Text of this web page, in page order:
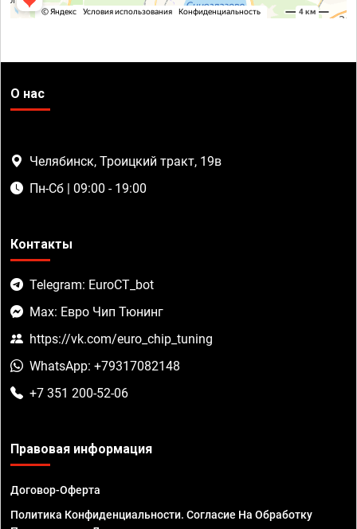
О нас
Челябинск, Троицкий тракт, 19в
Пн-Сб | 09:00 - 19:00
Контакты
Telegram: EuroCT_bot
Max: Евро Чип Тюнинг
https://vk.com/euro_chip_tuning
WhatsApp: +79317082148
+7 351 200-52-06
Правовая информация
Договор-Оферта
Политика Конфиденциальности. Согласие На Обработку